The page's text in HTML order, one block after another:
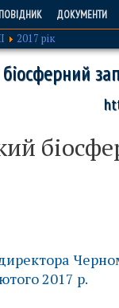
ДОКУМЕНТИ
2017 рік
2017 р.